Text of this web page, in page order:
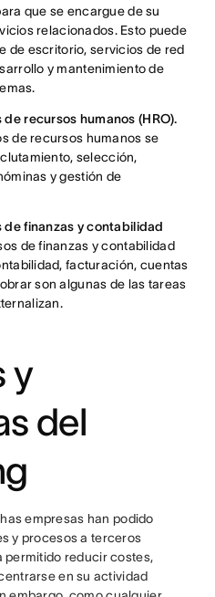
que se encargue de su
relacionados. Esto puede
de escritorio, servicios de red
y mantenimiento de
recursos humanos (HRO).
de recursos humanos se
selección,
y gestión de
finanzas y contabilidad
de finanzas y contabilidad
facturación, cuentas
son algunas de las tareas
y
del
empresas han podido
y procesos a terceros
permitido reducir costes,
en su actividad